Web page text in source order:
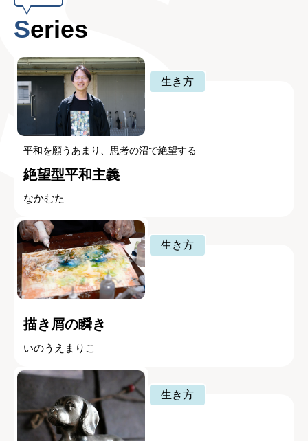
Series
生き方
平和を願うあまり、思考の沼で絶望する
絶望型平和主義
なかむた
生き方
描き屑の瞬き
いのうえまりこ
生き方